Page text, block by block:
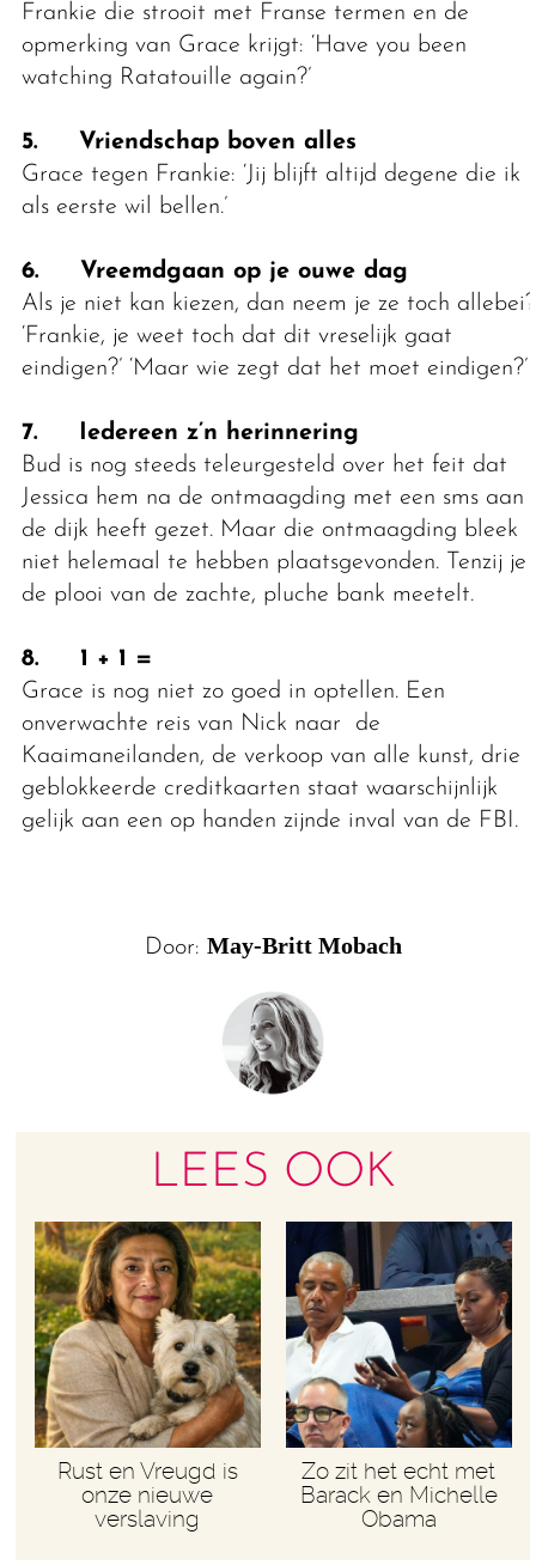
Frankie die strooit met Franse termen en de
opmerking van Grace krijgt: ‘Have you been
watching Ratatouille again?’
5. Vriendschap boven alles
Grace tegen Frankie: ‘Jij blijft altijd degene die ik
als eerste wil bellen.’
6. Vreemdgaan op je ouwe dag
Als je niet kan kiezen, dan neem je ze toch allebei?
‘Frankie, je weet toch dat dit vreselijk gaat
eindigen?’ ‘Maar wie zegt dat het moet eindigen?’
7. Iedereen z’n herinnering
Bud is nog steeds teleurgesteld over het feit dat
Jessica hem na de ontmaagding met een sms aan
de dijk heeft gezet. Maar die ontmaagding bleek
niet helemaal te hebben plaatsgevonden. Tenzij je
de plooi van de zachte, pluche bank meetelt.
8. 1 + 1 =
Grace is nog niet zo goed in optellen. Een
onverwachte reis van Nick naar de
Kaaimaneilanden, de verkoop van alle kunst, drie
geblokkeerde creditkaarten staat waarschijnlijk
gelijk aan een op handen zijnde inval van de FBI.
Door: May-Britt Mobach
LEES OOK
Rust en Vreugd is
onze nieuwe
verslaving
Zo zit het echt met
Barack en Michelle
Obama